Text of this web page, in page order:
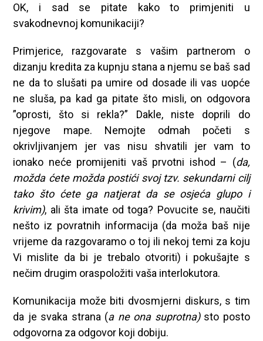
OK, i sad se pitate kako to primjeniti u
svakodnevnoj komunikaciji?
Primjerice, razgovarate s vašim partnerom o
dizanju kredita za kupnju stana a njemu se baš sad
ne da to slušati pa umire od dosade ili vas uopće
ne sluša, pa kad ga pitate što misli, on odgovora
”oprosti, što si rekla?” Dakle, niste doprili do
njegove mape. Nemojte odmah početi s
okrivljivanjem jer vas nisu shvatili jer vam to
ionako neće promijeniti vaš prvotni ishod – (da,
možda ćete možda postići svoj tzv. sekundarni cilj
tako što ćete ga natjerat da se osjeća glupo i
krivim), ali šta imate od toga? Povucite se, naučiti
nešto iz povratnih informacija (da moža baš nije
vrijeme da razgovaramo o toj ili nekoj temi za koju
Vi mislite da bi je trebalo otvoriti) i pokušajte s
nečim drugim oraspoložiti vaša interlokutora.
Komunikacija može biti dvosmjerni diskurs, s tim
da je svaka strana (a ne ona suprotna)sto posto
odgovorna za odgovor koji dobiju.